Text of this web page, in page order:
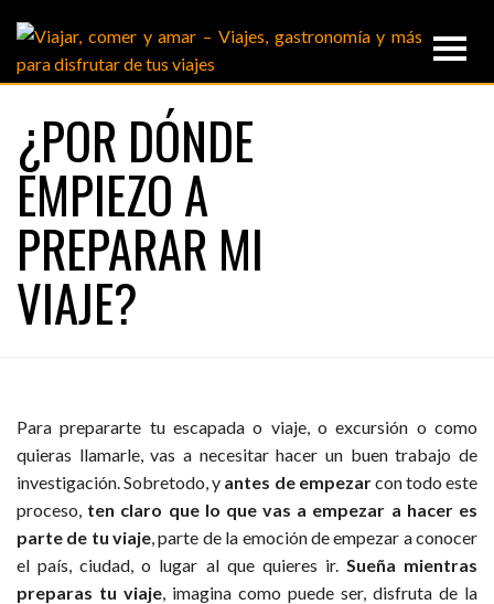
¿POR DÓNDE
EMPIEZO A
PREPARAR MI
VIAJE?
Para prepararte tu escapada o viaje, o excursión o como
quieras llamarle, vas a necesitar hacer un buen trabajo de
investigación. Sobretodo, y antes de empezarcon todo este
proceso, ten claro que lo que vas a empezar a hacer es
parte de tu viaje, parte de la emoción de empezar a conocer
el país, ciudad, o lugar al que quieres ir. Sueña mientras
preparas tu viaje, imagina como puede ser, disfruta de la